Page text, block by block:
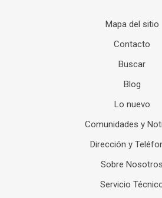
Mapa del sitio
Contacto
Buscar
Blog
Lo nuevo
Comunidades y
Dirección y
Sobre Nosotros
Servicio